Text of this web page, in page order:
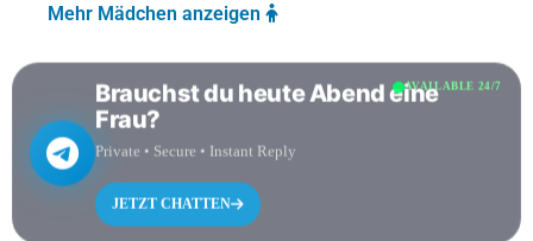
Mehr Mädchen anzeigen
AVAILABLE 24/7
Brauchst du heute Abend eine
Frau?
Private • Secure • Instant Reply
JETZT CHATTEN